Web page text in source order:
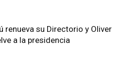
renueva su Directorio y Oliver
a la presidencia